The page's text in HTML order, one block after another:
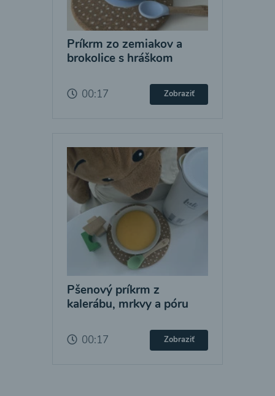
Príkrm zo zemiakov a
brokolice s hráškom
00:17 Zobraziť
Pšenový príkrm z
kalerábu, mrkvy a póru
00:17 Zobraziť